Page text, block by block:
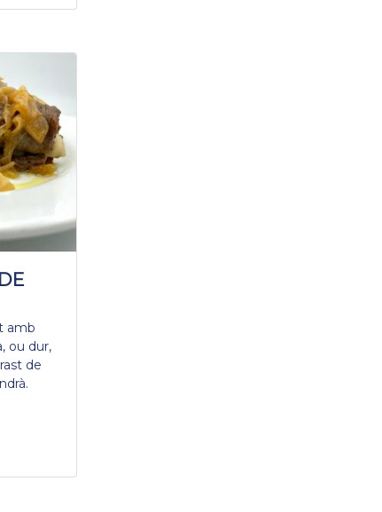
amb
ou dur,
de